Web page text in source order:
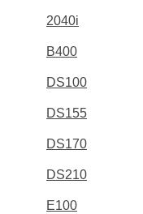
2040i
B400
DS100
DS155
DS170
DS210
E100